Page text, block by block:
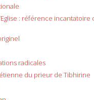
: référence incantatoire
radicales
du prieur de Tibhirine